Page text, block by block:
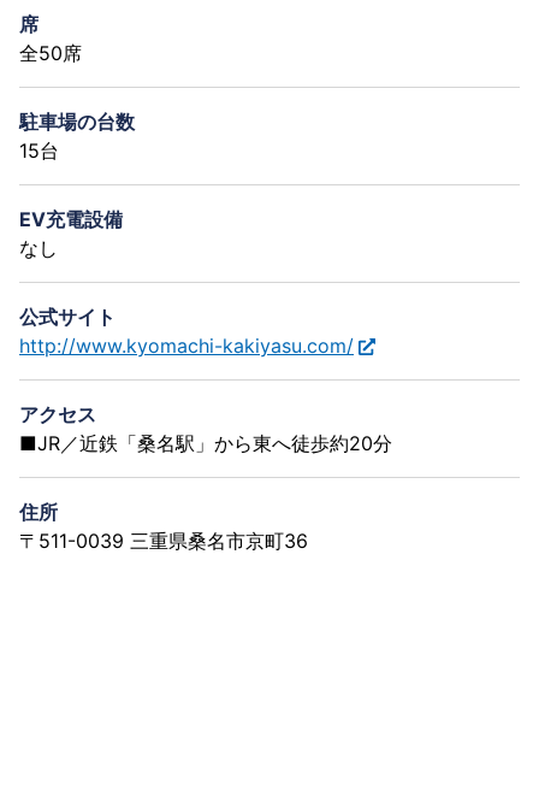
席
全50席
駐車場の台数
15台
EV充電設備
なし
公式サイト
http://www.kyomachi-kakiyasu.com/
アクセス
■JR／近鉄「桑名駅」から東へ徒歩約20分
住所
〒511-0039 三重県桑名市京町36